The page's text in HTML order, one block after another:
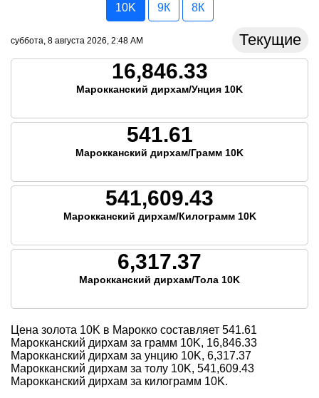
10K 9К 8К
суббота, 8 августа 2026, 2:48 AM Текущие
16,846.33
Марокканский дирхам/Унция 10K
541.61
Марокканский дирхам/Грамм 10K
541,609.43
Марокканский дирхам/Килограмм 10K
6,317.37
Марокканский дирхам/Тола 10K
Цена золота 10K в Марокко составляет 541.61
Марокканский дирхам за грамм 10K, 16,846.33
Марокканский дирхам за унцию 10K, 6,317.37
Марокканский дирхам за толу 10K, 541,609.43
Марокканский дирхам за килограмм 10K.